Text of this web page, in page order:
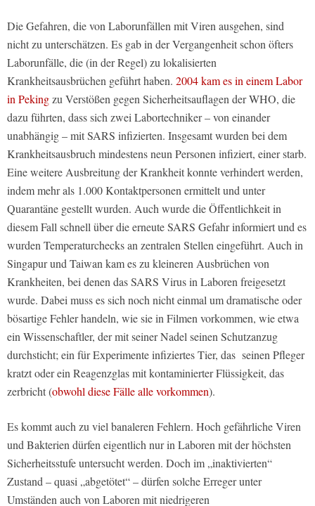
Die Gefahren, die von Laborunfällen mit Viren ausgehen, sind
nicht zu unterschätzen. Es gab in der Vergangenheit schon öfters
Laborunfälle, die (in der Regel) zu lokalisierten
Krankheitsausbrüchen geführt haben. 2004 kam es in einem Labor
in Pekingzu Verstößen gegen Sicherheitsauflagen der WHO, die
dazu führten, dass sich zwei Labortechniker – von einander
unabhängig – mit SARS infizierten. Insgesamt wurden bei dem
Krankheitsausbruch mindestens neun Personen infiziert, einer starb.
Eine weitere Ausbreitung der Krankheit konnte verhindert werden,
indem mehr als 1.000 Kontaktpersonen ermittelt und unter
Quarantäne gestellt wurden. Auch wurde die Öffentlichkeit in
diesem Fall schnell über die erneute SARS Gefahr informiert und es
wurden Temperaturchecks an zentralen Stellen eingeführt. Auch in
Singapur und Taiwan kam es zu kleineren Ausbrüchen von
Krankheiten, bei denen das SARS Virus in Laboren freigesetzt
wurde. Dabei muss es sich noch nicht einmal um dramatische oder
bösartige Fehler handeln, wie sie in Filmen vorkommen, wie etwa
ein Wissenschaftler, der mit seiner Nadel seinen Schutzanzug
durchsticht; ein für Experimente infiziertes Tier, das seinen Pfleger
kratzt oder ein Reagenzglas mit kontaminierter Flüssigkeit, das
zerbricht (obwohl diese Fälle alle vorkommen).
Es kommt auch zu viel banaleren Fehlern. Hoch gefährliche Viren
und Bakterien dürfen eigentlich nur in Laboren mit der höchsten
Sicherheitsstufe untersucht werden. Doch im „inaktivierten“
Zustand – quasi „abgetötet“ – dürfen solche Erreger unter
Umständen auch von Laboren mit niedrigeren